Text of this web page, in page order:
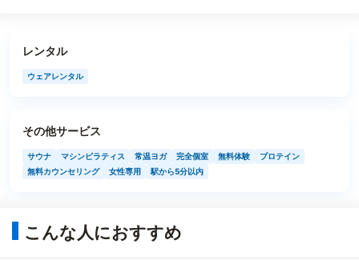
レンタル
ウェアレンタル
その他サービス
サウナ マシンピラティス 常温ヨガ 完全個室 無料体験
プロテイン
無料カウンセリング
女性専用 駅から5分以内
こんな人におすすめ